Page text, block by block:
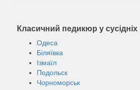
Класичний педикюр у сусідніх
Одеса
Біляївка
Ізмаїл
Подольск
Чорноморськ